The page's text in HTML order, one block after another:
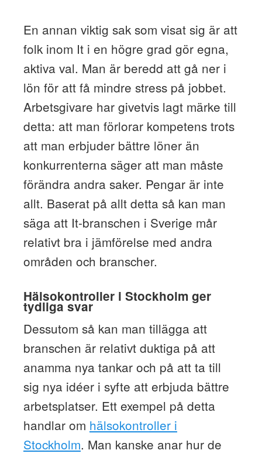
En annan viktig sak som visat sig är att
folk inom It i en högre grad gör egna,
aktiva val. Man är beredd att gå ner i
lön för att få mindre stress på jobbet.
Arbetsgivare har givetvis lagt märke till
detta: att man förlorar kompetens trots
att man erbjuder bättre löner än
konkurrenterna säger att man måste
förändra andra saker. Pengar är inte
allt. Baserat på allt detta så kan man
säga att It-branschen i Sverige mår
relativt bra i jämförelse med andra
områden och branscher.
Hälsokontroller i Stockholm ger
tydliga svar
Dessutom så kan man tillägga att
branschen är relativt duktiga på att
anamma nya tankar och på att ta till
sig nya idéer i syfte att erbjuda bättre
arbetsplatser. Ett exempel på detta
handlar om hälsokontroller i
Stockholm. Man kanske anar hur de